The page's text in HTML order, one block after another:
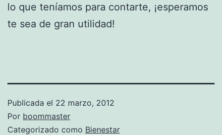
lo que teníamos para contarte, ¡esperamos
te sea de gran utilidad!
Publicada el 22 marzo, 2012
Por boommaster
Categorizado como Bienestar